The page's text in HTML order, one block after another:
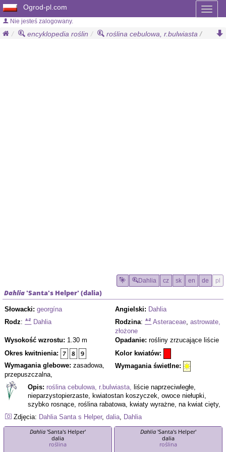
Ogrod-pl.com
Nie jesteś zalogowany.
encyklopedia roślin roślina cebulowa, r.bulwiasta /
Dahlia cz sk en de pl
Dahlia'Santa's Helper' (dalia)
Słowacki: georgína Angielski: Dahlia
Rodz: Dahlia Rodzina: Asteraceae, astrowate,
złożone
Wysokość wzrostu: 1.30 m Opadanie: rośliny zrzucające liście
Okres kwitnienia:
Kolor kwiatów:
Wymagania glebowe: zasadowa,
przepuszczalna,
Wymagania świetlne:
Opis: roślina cebulowa, r.bulwiasta, liście naprzeciwległe,
nieparzystopierzaste, kwiatostan koszyczek, owoce niełupki,
szybko rosnące, roślina rabatowa, kwiaty wyrażne, na kwiat cięty,
Zdjęcia: Dahlia Santa s Helper, dalia, Dahlia
Dahlia 'Santa's Helper'
dalia
roślina
Dahlia 'Santa's Helper'
dalia
roślina